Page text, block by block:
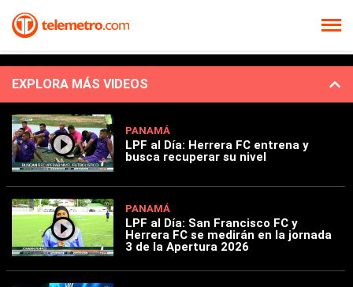
EXPLORA MÁS VIDEOS
PANAMÁ
LPF al Día: Herrera FC entrena y
busca recuperar su nivel
PANAMÁ
LPF al Día: San Francisco FC y
Herrera FC se medirán en la jornada
3 de la Apertura 2026